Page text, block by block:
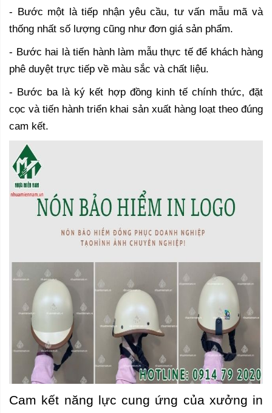
- Bước một là tiếp nhận yêu cầu, tư vấn mẫu mã và
thống nhất số lượng cũng như đơn giá sản phẩm.
- Bước hai là tiến hành làm mẫu thực tế để khách hàng
phê duyệt trực tiếp về màu sắc và chất liệu.
- Bước ba là ký kết hợp đồng kinh tế chính thức, đặt
cọc và tiến hành triển khai sản xuất hàng loạt theo đúng
cam kết.
Cam kết năng lực cung ứng của xưởng in